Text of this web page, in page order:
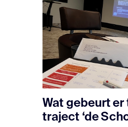
Wat gebeurt
traject ‘de